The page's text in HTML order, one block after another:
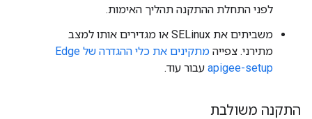
לפני התחלת ההתקנה תהליך האימות.
משביתים את SELinux או מגדירים אותו למצב
מתירני. צפייה
מתקינים את כלי ההגדרה של Edge
apigee-setup עבור עוד.
התקנה משולבת